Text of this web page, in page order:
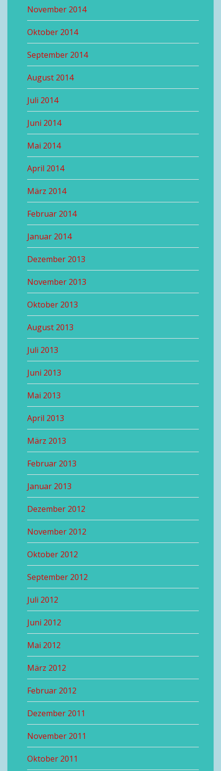
November 2014
Oktober 2014
September 2014
August 2014
Juli 2014
Juni 2014
Mai 2014
April 2014
März 2014
Februar 2014
Januar 2014
Dezember 2013
November 2013
Oktober 2013
August 2013
Juli 2013
Juni 2013
Mai 2013
April 2013
März 2013
Februar 2013
Januar 2013
Dezember 2012
November 2012
Oktober 2012
September 2012
Juli 2012
Juni 2012
Mai 2012
März 2012
Februar 2012
Dezember 2011
November 2011
Oktober 2011